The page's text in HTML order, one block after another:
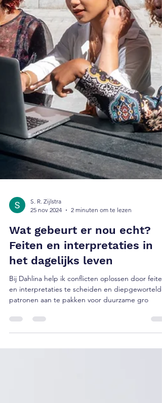
S. R. Zijlstra
25 nov 2024
2 minuten om te lezen
Wat gebeurt er nou echt?
Feiten en interpretaties in
het dagelijks leven